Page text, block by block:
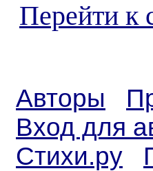
Перейти к
Авторы
Вход для
Стихи.ру